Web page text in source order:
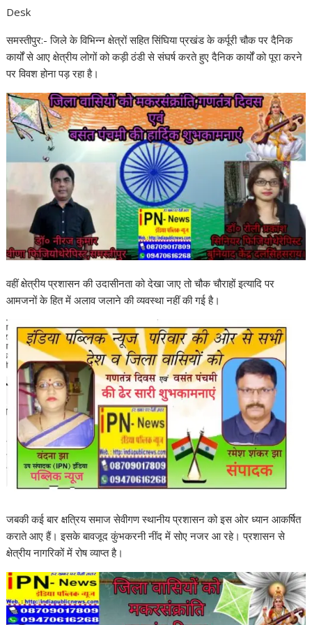
Desk
समस्तीपुर:- जिले के विभिन्न क्षेत्रों सहित सिंघिया प्रखंड के कर्पूरी चौक पर दैनिक
कार्यों से आए क्षेत्रीय लोगों को कड़ी ठंडी से संघर्ष करते हुए दैनिक कार्यों को पूरा करने
पर विवश होना पड़ रहा है।
वहीं क्षेत्रीय प्रशासन की उदासीनता को देखा जाए तो चौक चौराहों इत्यादि पर
आमजनों के हित में अलाव जलाने की व्यवस्था नहीं की गई है।
जबकी कई बार क्षत्रिय समाज सेवीगण स्थानीय प्रशासन को इस ओर ध्यान आकर्षित
कराते आए हैं। इसके बावजूद कुंभकरनी नींद में सोए नजर आ रहे। प्रशासन से
क्षेत्रीय नागरिकों में रोष व्याप्त है।